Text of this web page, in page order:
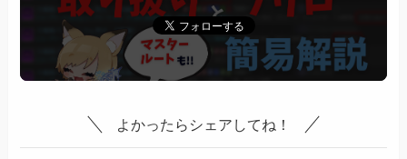
よかったらシェアしてね！